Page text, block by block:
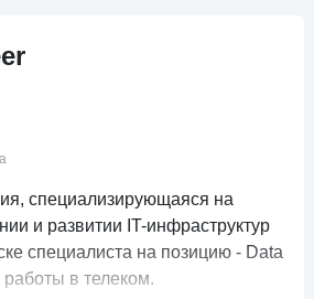
специализирующаяся на
и развитии IT-инфраструктур
специалиста на позицию - Data
в телеком.